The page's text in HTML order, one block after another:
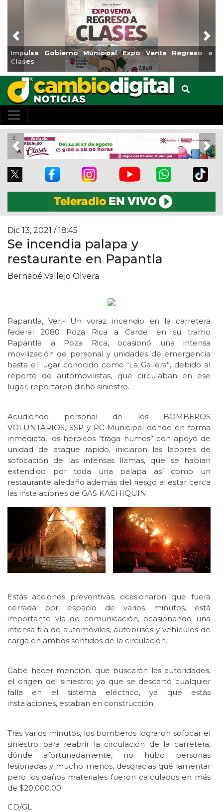
Impulsa Gobierno Municipal Expo Venta Regreso a
Clases
Previous
Previous
Dic 13, 2021 / 18:45
Se incendia palapa y
restaurante en Papantla
Bernabé Vallejo Olvera
Papantla, Ver.- Un voraz incendio en la carretera
federal 2080 Poza Rica a Cardel en su tramo
Papantla a Poza Rica, ocasionó una intensa
movilización de personal y unidades de emergencia
hasta el lugar conocido como “La Gallera”, debido al
reporte de automovilistas, que circulaban en ese
lugar, reportaron dicho siniestro.
Acudiendo personal de los BOMBEROS
VOLUNTARIOS, SSP y PC Municipal dónde en forma
inmediata, los heroicos “traga humos” con apoyo de
unidad de ataque rápido, iniciaron las labores de
sofocación de las intensas llamas, que se habían
extendido por toda una palapa así como un
restaurante aledaño además del riesgo al estar cerca
las instalaciones de GAS KACHIQUIN.
Estás acciones preventivas, ocasionaron que fuera
cerrada por espacio de varios minutos, está
importante vía de comunicación, ocasionando una
intensa fila de automóviles, autobuses y vehículos de
carga en ambos sentidos de la circulación.
Cabe hacer mención, que buscarán las autoridades,
el origen del siniestro; ya que se descartó cualquier
falla en el sistema eléctrico, ya que estás
instalaciones, estaban en construcción.
Tras varios minutos, los bomberos lograron sofocar el
siniestro para reabrir la circulación de la carretera,
dónde afortunadamente, no hubo personas
lesionadas y mucho menos, desgracias qué lamentar
pero los daños materiales fueron calculados en más
de $20,000.00
CD/GL